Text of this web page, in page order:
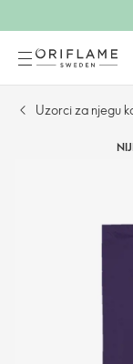
Uzorci za njegu